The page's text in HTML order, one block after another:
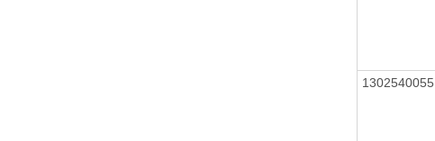
1302540055